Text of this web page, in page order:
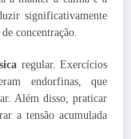
significativamente
concentração.
regular. Exercícios
endorfinas, que
Além disso, praticar
a tensão acumulada